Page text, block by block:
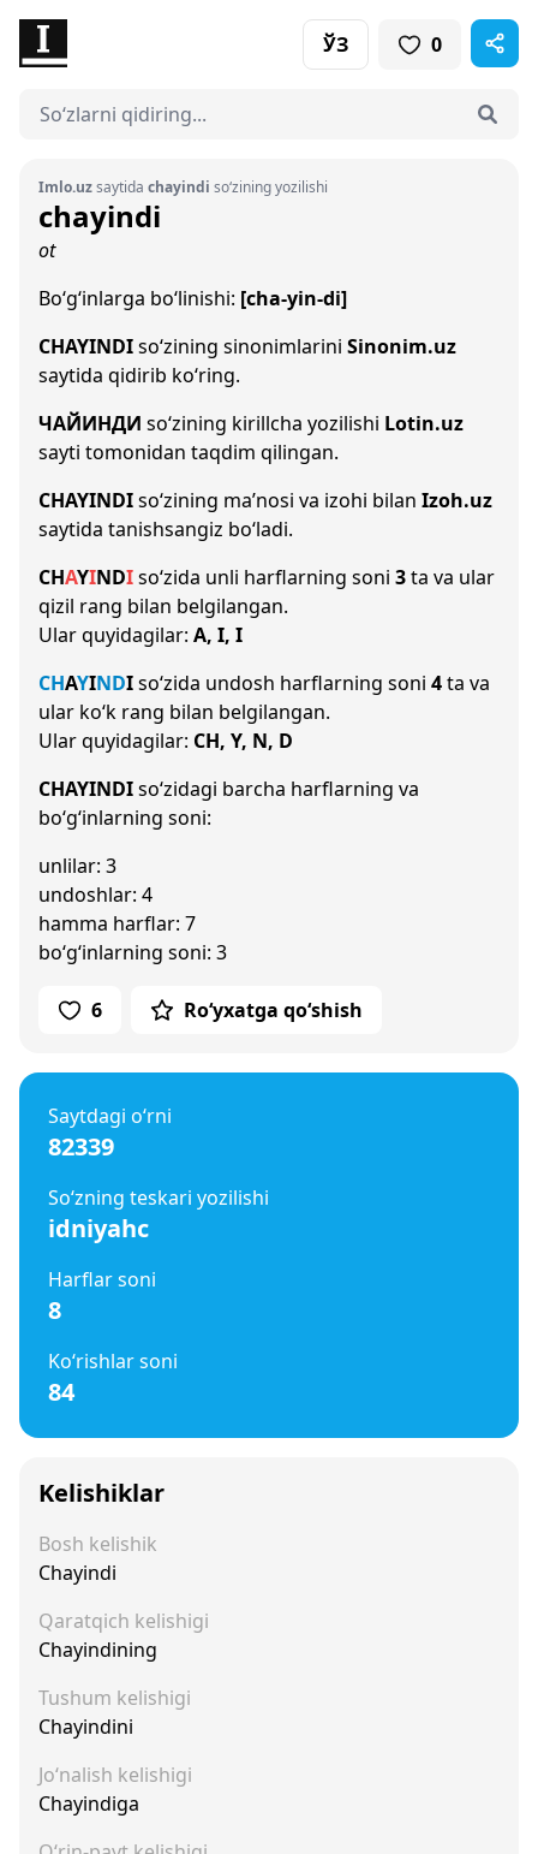
ЎЗ 0
Imlo.uzsaytida chayindi so‘zining yozilishi
chayindi
ot
Bo‘g‘inlarga bo‘linishi: [cha-yin-di]
CHAYINDIso‘zining sinonimlarini Sinonim.uz
saytida qidirib ko‘ring.
ЧАЙИНДИ so‘zining kirillcha yozilishi Lotin.uz
sayti tomonidan taqdim qilingan.
CHAYINDIso‘zining ma’nosi va izohi bilan Izoh.uz
saytida tanishsangiz bo‘ladi.
CHAYINDIso‘zida unli harflarning soni 3ta va ular
qizil rang bilan belgilangan.
Ular quyidagilar: A, I, I
CHAYINDIso‘zida undosh harflarning soni 4ta va
ular ko‘k rang bilan belgilangan.
Ular quyidagilar: CH, Y, N, D
CHAYINDIso‘zidagi barcha harflarning va
bo‘g‘inlarning soni:
unlilar: 3
undoshlar: 4
hamma harflar: 7
bo‘g‘inlarning soni: 3
6 Ro‘yxatga qo‘shish
Saytdagi o‘rni
82339
So‘zning teskari yozilishi
idniyahc
Harflar soni
8
Ko‘rishlar soni
84
Kelishiklar
Bosh kelishik
Chayindi
Qaratqich kelishigi
Chayindining
Tushum kelishigi
Chayindini
Jo‘nalish kelishigi
Chayindiga